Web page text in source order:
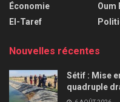
Économie
El-Taref
Oum
Nouvelles récentes
Sétif : Mise
quadruple